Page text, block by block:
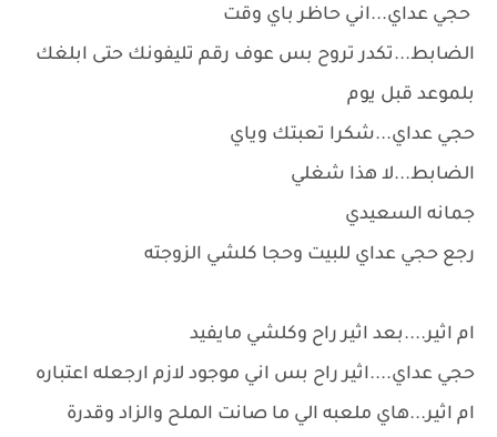
حجي عداي...اني حاظر باي وقت
الضابط...تكدر تروح بس عوف رقم تليفونك حتى ابلغك
بلموعد قبل يوم
حجي عداي...شكرا تعبتك وياي
الضابط...لا هذا شغلي
جمانه السعيدي
رجع حجي عداي للبيت وحجا كلشي الزوجته
ام اثير....بعد اثير راح وكلشي مايفيد
حجي عداي....اثير راح بس اني موجود لازم ارجعله اعتباره
ام اثير...هاي ملعبه الي ما صانت الملح والزاد وقدرة